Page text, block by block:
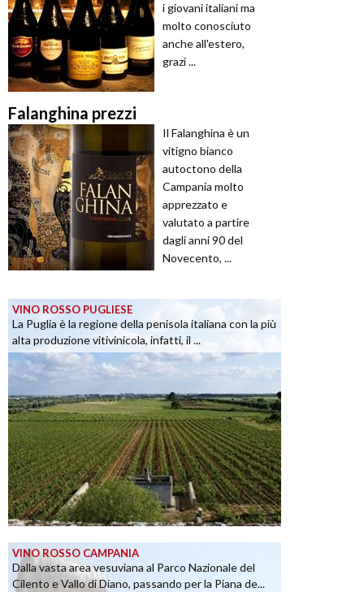
i giovani italiani ma
molto conosciuto
anche all'estero,
grazi ...
Falanghina prezzi
Il Falanghina è un
vitigno bianco
autoctono della
Campania molto
apprezzato e
valutato a partire
dagli anni 90 del
Novecento, ...
VINO ROSSO PUGLIESE
La Puglia è la regione della penisola italiana con la più
alta produzione vitivinicola, infatti, il ...
VINO ROSSO CAMPANIA
Dalla vasta area vesuviana al Parco Nazionale del
Cilento e Vallo di Diano, passando per la Piana de...